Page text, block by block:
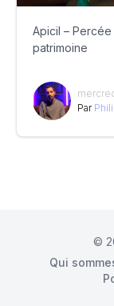
Apicil –
patrimoine
Par
©
Qui